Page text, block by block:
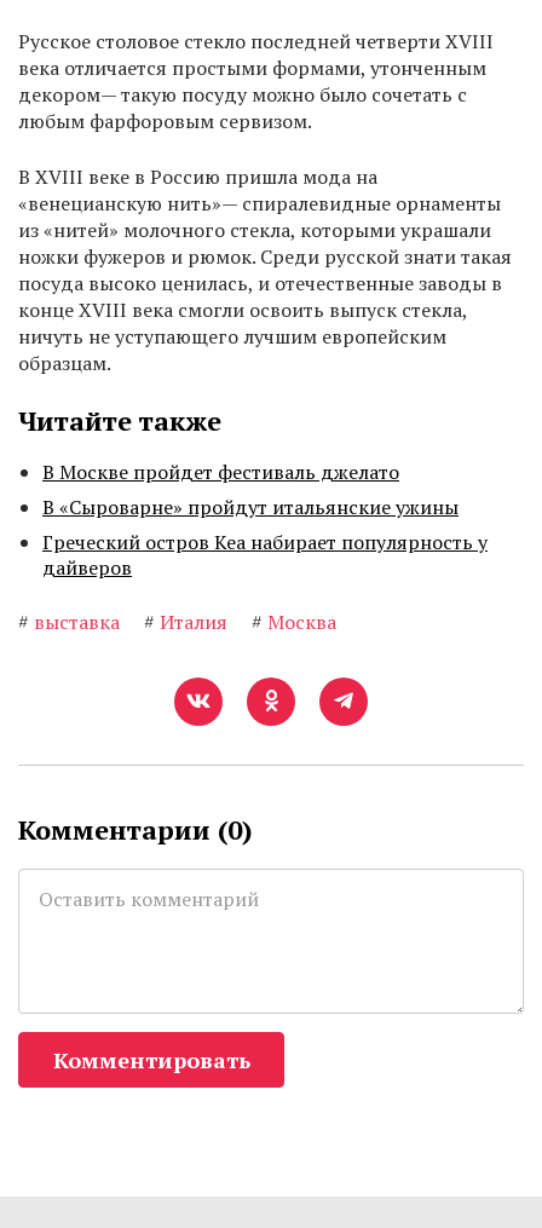
Русское столовое стекло последней четверти XVIII
века отличается простыми формами, утонченным
декором— такую посуду можно было сочетать с
любым фарфоровым сервизом.
В XVIII веке в Россию пришла мода на
«венецианскую нить»— спиралевидные орнаменты
из «нитей» молочного стекла, которыми украшали
ножки фужеров и рюмок. Среди русской знати такая
посуда высоко ценилась, и отечественные заводы в
конце XVIII века смогли освоить выпуск стекла,
ничуть не уступающего лучшим европейским
образцам.
Читайте также
В Москве пройдет фестиваль джелато
В «Сыроварне» пройдут итальянские ужины
Греческий остров Кеа набирает популярность у
дайверов
# выставка # Италия # Москва
Комментарии (0)
Комментировать